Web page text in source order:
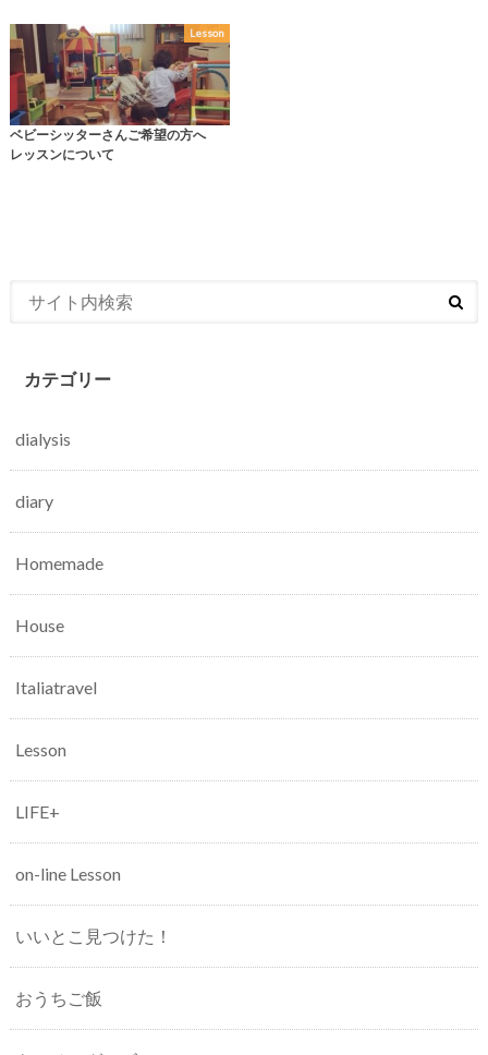
Lesson
ベビーシッターさんご希望の方へ
レッスンについて
カテゴリー
dialysis
diary
Homemade
House
Italiatravel
Lesson
LIFE+
on-line Lesson
いいとこ見つけた！
おうちご飯